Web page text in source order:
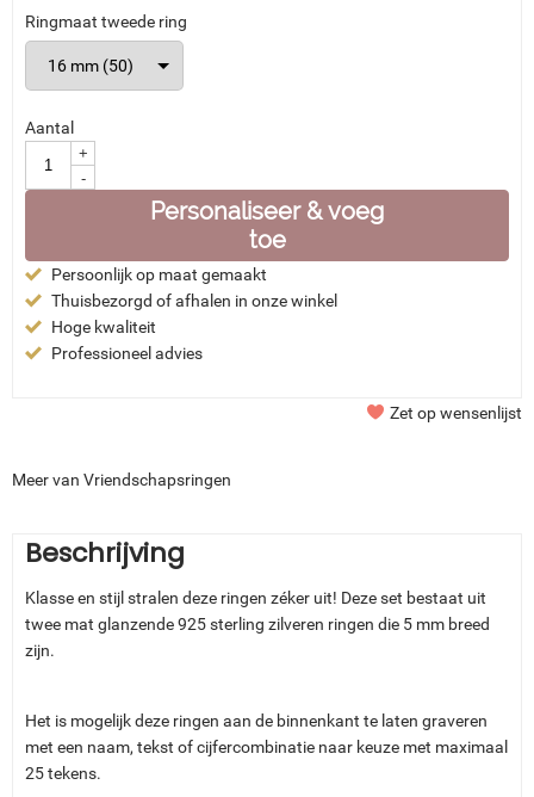
Ringmaat tweede ring
Aantal
+
-
Personaliseer & voeg
toe
Persoonlijk op maat gemaakt
Thuisbezorgd of afhalen in onze winkel
Hoge kwaliteit
Professioneel advies
Zet op wensenlijst
Meer van Vriendschapsringen
Beschrijving
Klasse en stijl stralen deze ringen zéker uit! Deze set bestaat uit
twee mat glanzende 925 sterling zilveren ringen die 5 mm breed
zijn.
Het is mogelijk deze ringen aan de binnenkant te laten graveren
met een naam, tekst of cijfercombinatie naar keuze met maximaal
25 tekens.